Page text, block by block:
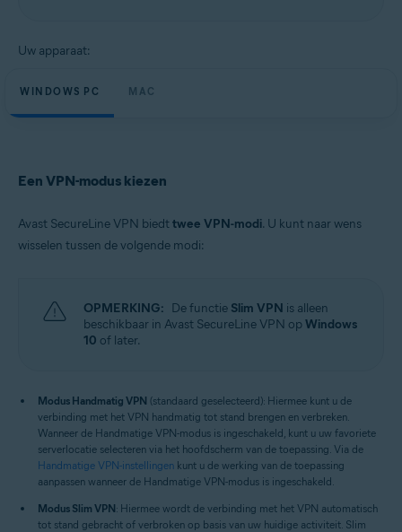
Apple macOS 12.x (Monterey)
Apple macOS 10.14.x (Mojave)
Apple macOS 10.13.x (High Sierra)
Uw apparaat:
WINDOWS PC MAC
Een VPN-modus kiezen
Avast SecureLine VPN biedttwee VPN-modi. U kunt naar wens
wisselen tussen de volgende modi:
OPMERKING: De functie Slim VPN is alleen
beschikbaar in Avast SecureLine VPN opWindows
10 of later.
Modus Handmatig VPN (standaard geselecteerd): Hiermee kunt u de
verbinding met het VPN handmatig tot stand brengen en verbreken.
Wanneer de Handmatige VPN-modus is ingeschakeld, kunt u uw favoriete
serverlocatie selecteren via het hoofdscherm van de toepassing. Via de
Handmatige VPN-instellingen kunt u de werking van de toepassing
aanpassen wanneer de Handmatige VPN-modus is ingeschakeld.
Modus Slim VPN: Hiermee wordt de verbinding met het VPN automatisch
tot stand gebracht of verbroken op basis van uw huidige activiteit. Slim